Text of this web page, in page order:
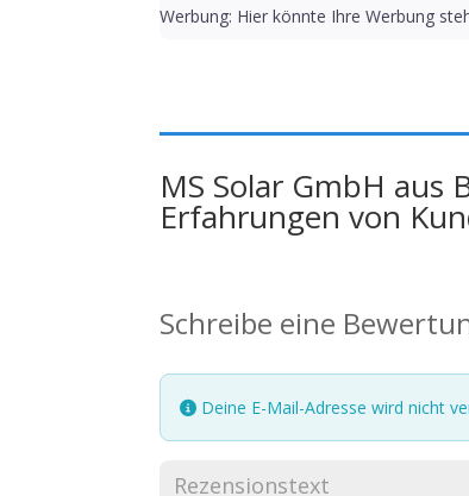
Werbung: Hier könnte Ihre Werbung
MS Solar GmbH aus
Erfahrungen von
Schreibe eine
Deine E-Mail-Adresse wird nicht